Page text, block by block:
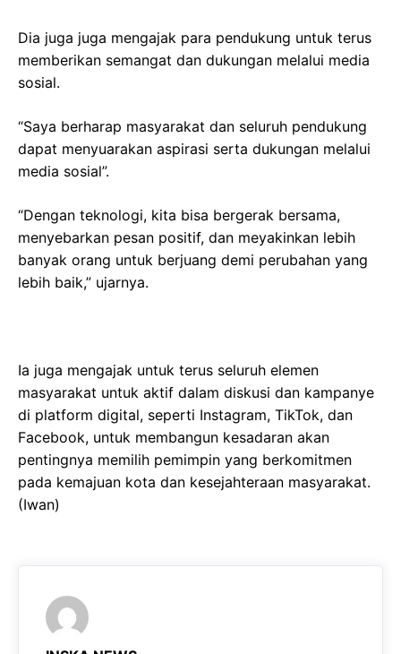
Dia juga juga mengajak para pendukung untuk terus
memberikan semangat dan dukungan melalui media
sosial.
“Saya berharap masyarakat dan seluruh pendukung
dapat menyuarakan aspirasi serta dukungan melalui
media sosial”.
“Dengan teknologi, kita bisa bergerak bersama,
menyebarkan pesan positif, dan meyakinkan lebih
banyak orang untuk berjuang demi perubahan yang
lebih baik,” ujarnya.
Ia juga mengajak untuk terus seluruh elemen
masyarakat untuk aktif dalam diskusi dan kampanye
di platform digital, seperti Instagram, TikTok, dan
Facebook, untuk membangun kesadaran akan
pentingnya memilih pemimpin yang berkomitmen
pada kemajuan kota dan kesejahteraan masyarakat.
(Iwan)